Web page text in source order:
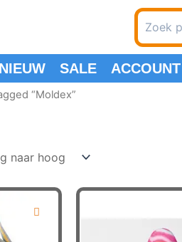
Zoeken
naar:
NIEUW SALE ACCOUNT
“Moldex”